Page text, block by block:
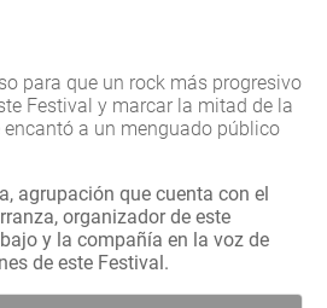
para que un rock más progresivo
Festival y marcar la mitad de la
encantó a un menguado público
agrupación que cuenta con el
organizador de este
y la compañía en la voz de
de este Festival.